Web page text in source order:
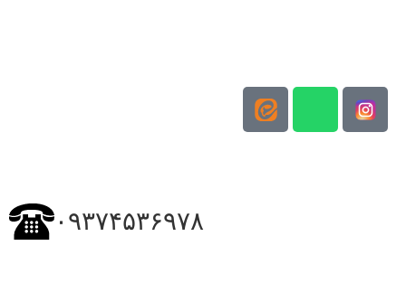
۰۹۳۷۴۵۳۶۹۷۸